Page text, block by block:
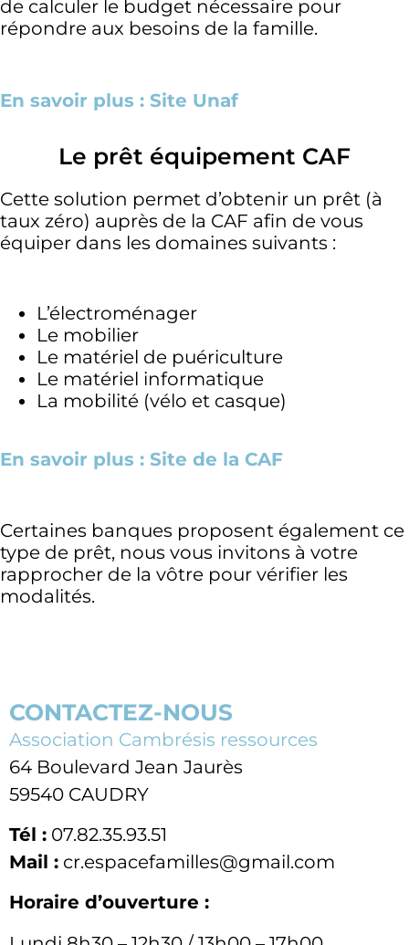
de calculer le budget nécessaire pour
répondre aux besoins de la famille.
En savoir plus : Site Unaf
Le prêt équipement CAF
Cette solution permet d’obtenir un prêt (à
taux zéro) auprès de la CAF afin de vous
équiper dans les domaines suivants :
L’électroménager
Le mobilier
Le matériel de puériculture
Le matériel informatique
La mobilité (vélo et casque)
En savoir plus : Site de la CAF
Certaines banques proposent également ce
type de prêt, nous vous invitons à votre
rapprocher de la vôtre pour vérifier les
modalités.
CONTACTEZ-NOUS
Association Cambrésis ressources
64 Boulevard Jean Jaurès
59540 CAUDRY
Tél : 07.82.35.93.51
Mail : cr.espacefamilles@gmail.com
Horaire d’ouverture :